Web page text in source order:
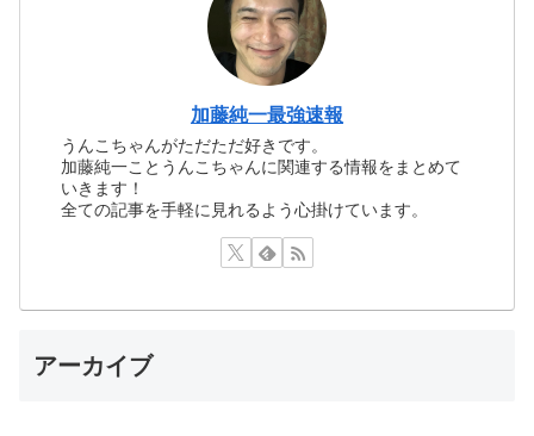
加藤純一最強速報
うんこちゃんがただただ好きです。
加藤純一ことうんこちゃんに関連する情報をまとめて
いきます！
全ての記事を手軽に見れるよう心掛けています。
アーカイブ